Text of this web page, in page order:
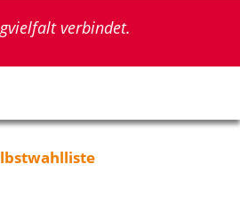
verbindet.